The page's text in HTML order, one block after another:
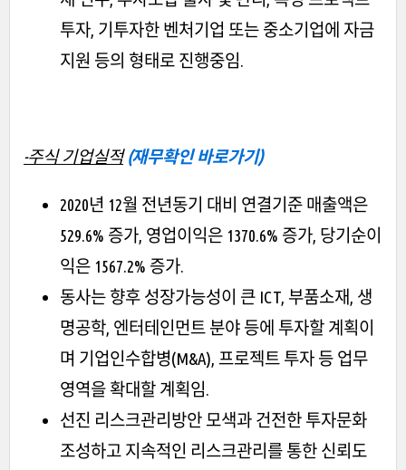
투자, 기투자한 벤처기업 또는 중소기업에 자금
지원 등의 형태로 진행중임.
-주식 기업실적 (재무확인 바로가기)
2020년 12월 전년동기 대비 연결기준 매출액은
529.6% 증가, 영업이익은 1370.6% 증가, 당기순이
익은 1567.2% 증가.
동사는 향후 성장가능성이 큰 ICT, 부품소재, 생
명공학, 엔터테인먼트 분야 등에 투자할 계획이
며 기업인수합병(M&A), 프로젝트 투자 등 업무
영역을 확대할 계획임.
선진 리스크관리방안 모색과 건전한 투자문화
조성하고 지속적인 리스크관리를 통한 신뢰도